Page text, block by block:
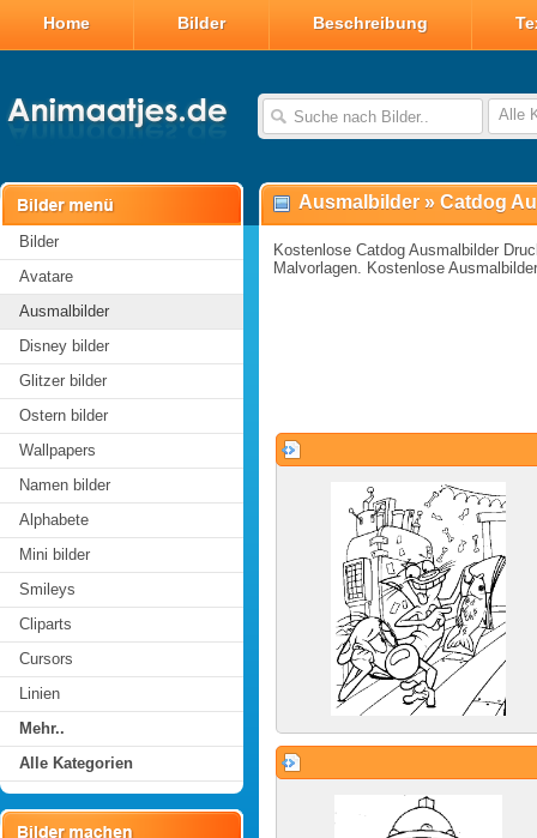
Home Bilder Beschreibung
Alle
Bilder
Avatare
Ausmalbilder
Disney bilder
Glitzer bilder
Ostern bilder
Wallpapers
Namen bilder
Alphabete
Mini bilder
Smileys
Cliparts
Cursors
Linien
Mehr..
Alle Kategorien
Ausmalbilder » Catdog
Kostenlose Catdog Ausmalbilder
Malvorlagen. Kostenlose